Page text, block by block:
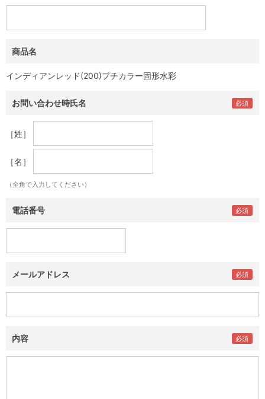
商品名
インディアンレッド(200)プチカラー固形水彩
お問い合わせ時氏名
［姓］
［名］
（全角で入力してください）
電話番号
メールアドレス
内容